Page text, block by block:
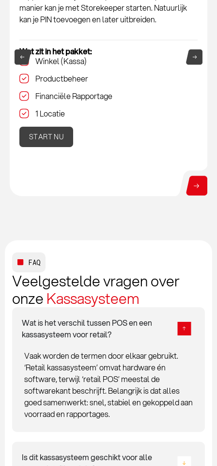
manier kan je met Storekeeper starten. Natuurlijk
kan je PIN toevoegen en later uitbreiden.
Wat zit in het pakket:
Winkel (Kassa)
Productbeheer
Financiële Rapportage
1 Locatie
START NU
FAQ
Veelgestelde vragen over
onze Kassasysteem
Wat is het verschil tussen POS en een
kassasysteem voor retail?
Vaak worden de termen door elkaar gebruikt.
‘Retail kassasysteem’ omvat hardware én
software, terwijl ‘retail POS’ meestal de
softwarekant beschrijft. Belangrijk is dat alles
goed samenwerkt: snel, stabiel en gekoppeld aan
voorraad en rapportages.
Is dit kassasysteem geschikt voor alle